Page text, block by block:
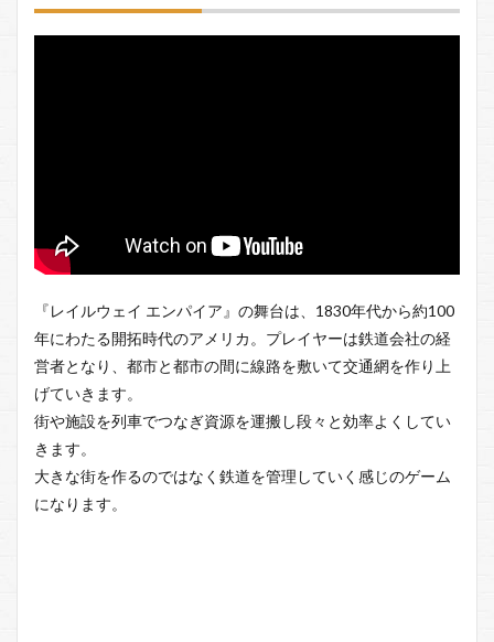
『レイルウェイ エンパイア』の舞台は、1830年代から約100
年にわたる開拓時代のアメリカ。プレイヤーは鉄道会社の経
営者となり、都市と都市の間に線路を敷いて交通網を作り上
げていきます。
街や施設を列車でつなぎ資源を運搬し段々と効率よくしてい
きます。
大きな街を作るのではなく鉄道を管理していく感じのゲーム
になります。